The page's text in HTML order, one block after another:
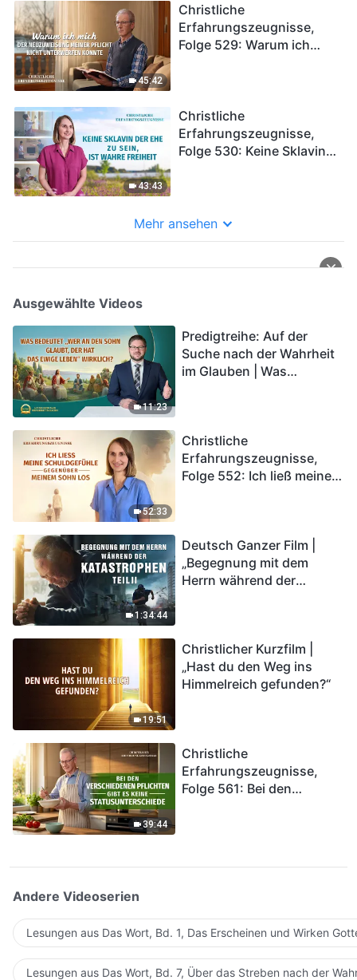
45:42
Christliche
Erfahrungszeugnisse,
Folge 529: Warum ich
43:43
Christliche
Erfahrungszeugnisse,
Folge 530: Keine Sklavin
Mehr ansehen
Ausgewählte Videos
11:23
Predigtreihe: Auf der
Suche nach der Wahrheit
im Glauben | Was
52:33
Christliche
Erfahrungszeugnisse,
Folge 552: Ich ließ meine
1:34:44
Deutsch Ganzer Film |
„Begegnung mit dem
Herrn während der
in das Königreich Gottes
eintreten?
19:51
Christlicher Kurzfilm |
„Hast du den Weg ins
Himmelreich gefunden?“
39:44
Christliche
Erfahrungszeugnisse,
Folge 561: Bei den
Andere Videoserien
Lesungen aus Das Wort, Bd. 1, Das Erscheinen und Wirken
Lesungen aus Das Wort, Bd. 7, Über das Streben nach der